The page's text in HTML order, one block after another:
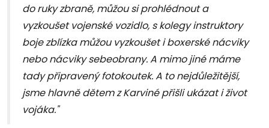
do ruky zbraně, můžou si prohlédnout a
vyzkoušet vojenské vozidlo, s kolegy instruktory
boje zblízka můžou vyzkoušet i boxerské nácviky
nebo nácviky sebeobrany. A mimo jiné máme
tady připravený fotokoutek. A to nejdůležitější,
jsme hlavně dětem z Karviné přišli ukázat i život
vojáka."